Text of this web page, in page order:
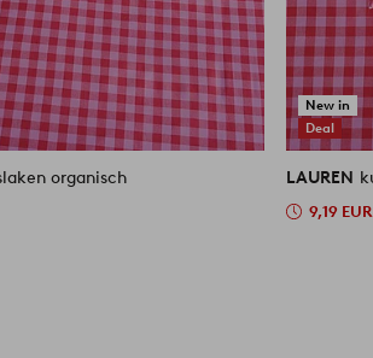
organisch
New in
Deal
LAUREN
9,19 EUR